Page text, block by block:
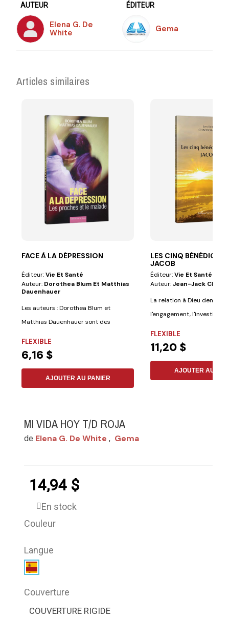
AUTEUR
Elena G. De
White
ÉDITEUR
Gema
Articles similaires
FACE À LA DÉPRESSION
Éditeur:Vie Et Santé
Auteur: Dorothea Blum Et Matthias
Dauenhauer
Les auteurs : Dorothea Blum et
Matthias Dauenhauer sont des
FLEXIBLE
6,16 $
AJOUTER AU PANIER
LES CINQ
JACOB
Éditeur:Vie Et Santé
Auteur:Jean-Jack
La relation à Dieu
l'engagement,
FLEXIBLE
11,20 $
AJOUTER AU
MI VIDA HOY T/D ROJA
de Elena G. De White , Gema
14,94 $
En stock
Couleur
Langue
Couverture
COUVERTURE RIGIDE